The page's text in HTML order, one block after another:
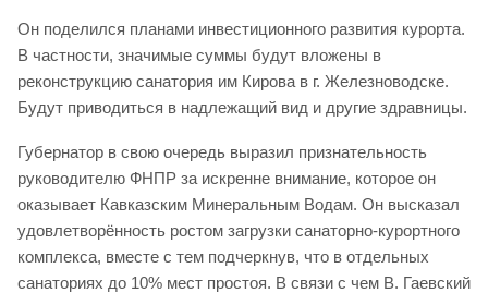
Он поделился планами инвестиционного развития курорта.
В частности, значимые суммы будут вложены в
реконструкцию санатория им Кирова в г. Железноводске.
Будут приводиться в надлежащий вид и другие здравницы.
Губернатор в свою очередь выразил признательность
руководителю ФНПР за искренне внимание, которое он
оказывает Кавказским Минеральным Водам. Он высказал
удовлетворённость ростом загрузки санаторно-курортного
комплекса, вместе с тем подчеркнув, что в отдельных
санаториях до 10% мест простоя. В связи с чем В. Гаевский